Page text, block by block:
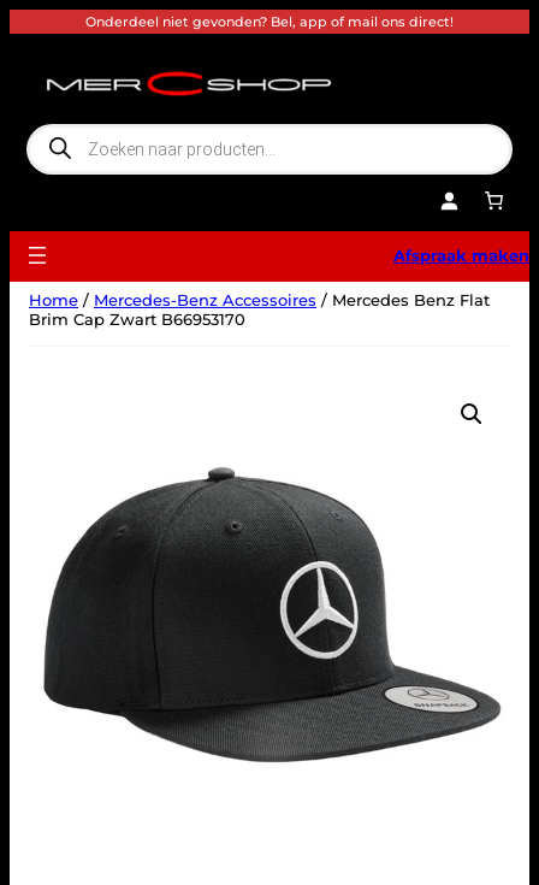
Onderdeel niet gevonden? Bel, app of mail ons direct!
P
r
o
n
o
e
k
Afspraak maken
Home / Mercedes-Benz Accessoires / Mercedes Benz Flat
Brim Cap Zwart B66953170